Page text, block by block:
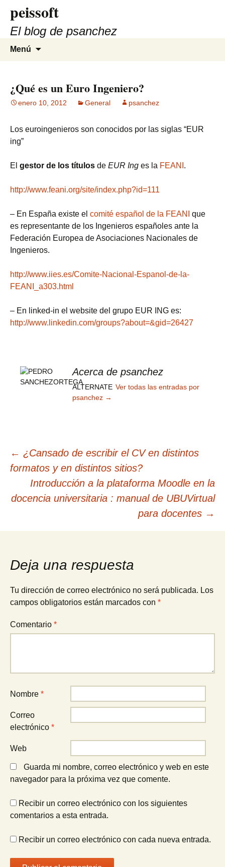
contenido
peissoft
El blog de psanchez
Menú
¿Qué es un Euro Ingeniero?
enero 10, 2012 General psanchez
Los euroingenieros son conocidos por las siglas “EUR
ing”
El gestor de los títulos de EUR Ing es la FEANI .
http://www.feani.org/site/index.php?id=111
– En España existe el comité español de la FEANI que
es representante de los Ingenieros españoles ante la
Federación Europea de Asociaciones Nacionales de
Ingenieros.
http://www.iies.es/Comite-Nacional-Espanol-de-la-
FEANI_a303.html
– En linked-in el website del grupo EUR ING es:
http://www.linkedin.com/groups?about=&gid=26427
Acerca de psanchez
ALTERNATE Ver todas las entradas por
psanchez →
Navegación
de
entradas
← ¿Cansado de escribir el CV en distintos
formatos y en distintos sitios?
Introducción a la plataforma Moodle en la
docencia universitaria : manual de UBUVirtual
para docentes →
Deja una respuesta
Tu dirección de correo electrónico no será publicada. Los
campos obligatorios están marcados con *
Comentario *
Nombre *
Correo
electrónico *
Web
Guarda mi nombre, correo electrónico y web en este
navegador para la próxima vez que comente.
Recibir un correo electrónico con los siguientes
comentarios a esta entrada.
Recibir un correo electrónico con cada nueva entrada.